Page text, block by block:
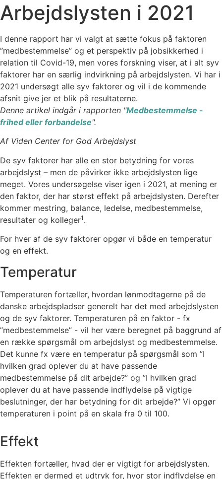
Arbejdslysten i 2021
I denne rapport har vi valgt at sætte fokus på faktoren
”medbestemmelse” og et perspektiv på jobsikkerhed i
relation til Covid-19, men vores forskning viser, at i alt syv
faktorer har en særlig indvirkning på arbejdslysten. Vi har i
2021 undersøgt alle syv faktorer og vil i de kommende
afsnit give jer et blik på resultaterne.
Denne artikel indgår i rapporten "Medbestemmelse -
frihed eller forbandelse".
Af Viden Center for God Arbejdslyst
De syv faktorer har alle en stor betydning for vores
arbejdslyst – men de påvirker ikke arbejdslysten lige
meget. Vores undersøgelse viser igen i 2021, at mening er
den faktor, der har størst effekt på arbejdslysten. Derefter
kommer mestring, balance, ledelse, medbestemmelse,
resultater og kolleger1 .
For hver af de syv faktorer opgør vi både en temperatur
og en effekt.
Temperatur
Temperaturen fortæller, hvordan lønmodtagerne på de
danske arbejdspladser generelt har det med arbejdslysten
og de syv faktorer. Temperaturen på en faktor - fx
”medbestemmelse” - vil her være beregnet på baggrund af
en række spørgsmål om arbejdslyst og medbestemmelse.
Det kunne fx være en temperatur på spørgsmål som ”I
hvilken grad oplever du at have passende
medbestemmelse på dit arbejde?” og ”I hvilken grad
oplever du at have passende indflydelse på vigtige
beslutninger, der har betydning for dit arbejde?” Vi opgør
temperaturen i point på en skala fra 0 til 100.
Effekt
Effekten fortæller, hvad der er vigtigt for arbejdslysten.
Effekten er dermed et udtryk for, hvor stor indflydelse en